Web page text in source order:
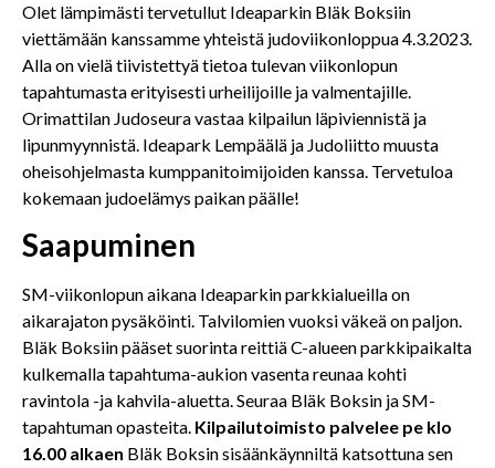
Olet lämpimästi tervetullut Ideaparkin Bläk Boksiin
viettämään kanssamme yhteistä judoviikonloppua 4.3.2023.
Alla on vielä tiivistettyä tietoa tulevan viikonlopun
tapahtumasta erityisesti urheilijoille ja valmentajille.
Orimattilan Judoseura vastaa kilpailun läpiviennistä ja
lipunmyynnistä. Ideapark Lempäälä ja Judoliitto muusta
oheisohjelmasta kumppanitoimijoiden kanssa. Tervetuloa
kokemaan judoelämys paikan päälle!
Saapuminen
SM-viikonlopun aikana Ideaparkin parkkialueilla on
aikarajaton pysäköinti. Talvilomien vuoksi väkeä on paljon.
Bläk Boksiin pääset suorinta reittiä C-alueen parkkipaikalta
kulkemalla tapahtuma-aukion vasenta reunaa kohti
ravintola -ja kahvila-aluetta. Seuraa Bläk Boksin ja SM-
tapahtuman opasteita. Kilpailutoimisto palvelee pe klo
16.00 alkaen Bläk Boksin sisäänkäynniltä katsottuna sen